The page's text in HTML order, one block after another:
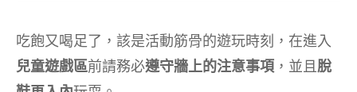
吃飽又喝足了，該是活動筋骨的遊玩時刻，在進入
兒童遊戲區前請務必遵守牆上的注意事項 ，並且脫